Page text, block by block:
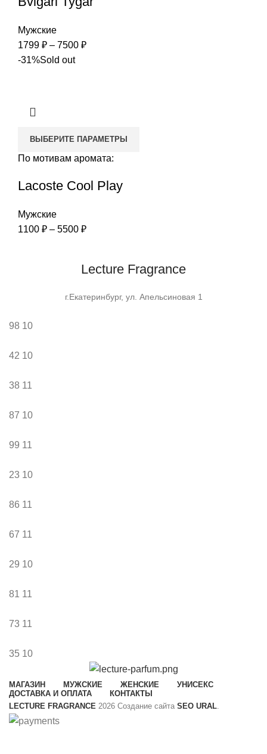
Мужские
1799 ₽ – 7500 ₽Диапазон
-31%Sold out
ВЫБЕРИТЕ ПАРАМЕТРЫ
По мотивам аромата:
Lacoste Cool Play
Мужские
1100 ₽ – 5500 ₽Диапазон
–
Lecture Fragrance
г.Екатеринбург, ул. Апельсиновая 1
98 10
42 10
38 11
87 10
99 11
23 10
86 11
67 11
29 10
81 11
73 11
35 10
МАГАЗИН МУЖСКИЕ ЖЕНСКИЕ
УНИСЕКС
ДОСТАВКА И ОПЛАТА
КОНТАКТЫ
LECTURE FRAGRANCE 2026 Создание сайта SEO URAL